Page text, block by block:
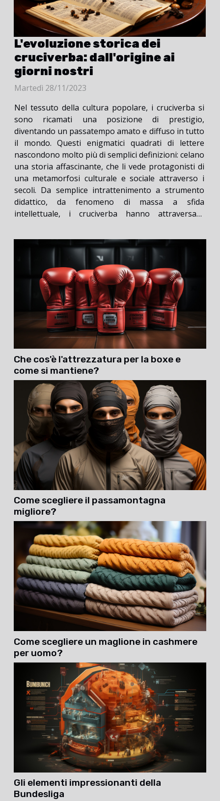
L'evoluzione storica dei
cruciverba: dall'origine ai
giorni nostri
Martedì 28/11/2023
Nel tessuto della cultura popolare, i cruciverba si
sono ricamati una posizione di prestigio,
diventando un passatempo amato e diffuso in tutto
il mondo. Questi enigmatici quadrati di lettere
nascondono molto più di semplici definizioni: celano
una storia affascinante, che li vede protagonisti di
una metamorfosi culturale e sociale attraverso i
secoli. Da semplice intrattenimento a strumento
didattico, da fenomeno di massa a sfida
intellettuale, i cruciverba hanno attraversato
cambiamenti della società. Vi invitiamo a esplorare
il cammino...
Che cos'è l'attrezzatura per la boxe e
come si mantiene?
Come scegliere il passamontagna
migliore?
Come scegliere un maglione in cashmere
per uomo?
Gli elementi impressionanti della
Bundesliga